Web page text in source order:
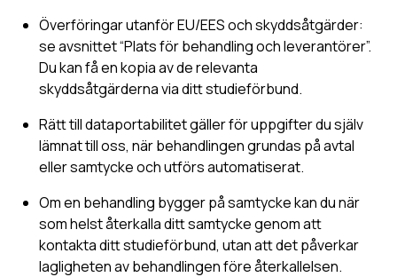
Överföringar utanför EU/EES och skyddsåtgärder:
se avsnittet “Plats för behandling och leverantörer”.
Du kan få en kopia av de relevanta
skyddsåtgärderna via ditt studieförbund.
Rätt till dataportabilitet gäller för uppgifter du själv
lämnat till oss, när behandlingen grundas på avtal
eller samtycke och utförs automatiserat.
Om en behandling bygger på samtycke kan du när
som helst återkalla ditt samtycke genom att
kontakta ditt studieförbund, utan att det påverkar
lagligheten av behandlingen före återkallelsen.